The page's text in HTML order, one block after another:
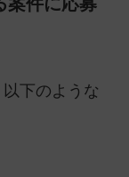
下のような